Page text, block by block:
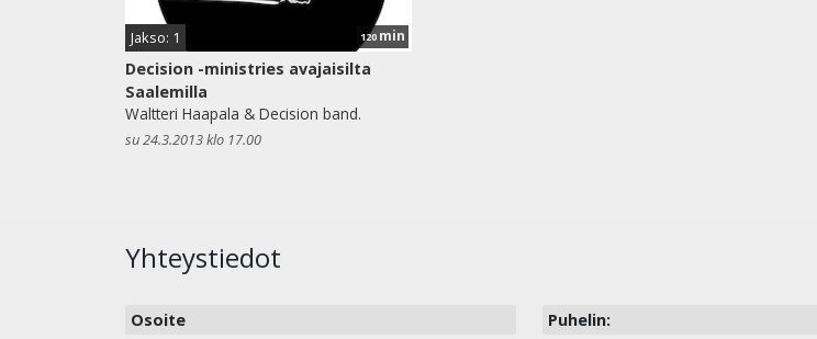
Jakso: 1 120 min
Decision -ministries avajaisilta
Saalemilla
Waltteri Haapala & Decision band.
su 24.3.2013 klo 17.00
Yhteystiedot
Osoite Puhelin: